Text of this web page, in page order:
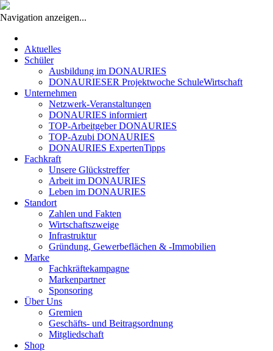
Navigation anzeigen...
überspringen
Aktuelles
Schüler
Ausbildung im DONAURIES
DONAURIESER Projektwoche SchuleWirtschaft
Unternehmen
Netzwerk-Veranstaltungen
DONAURIES informiert
TOP-Arbeitgeber DONAURIES
TOP-Azubi DONAURIES
DONAURIES ExpertenTipps
Fachkraft
Unsere Glückstreffer
Arbeit im DONAURIES
Leben im DONAURIES
Standort
Zahlen und Fakten
Wirtschaftszweige
Infrastruktur
Gründung, Gewerbeflächen & -Immobilien
Marke
Fachkräftekampagne
Markenpartner
Sponsoring
Über Uns
Gremien
Geschäfts- und Beitragsordnung
Mitgliedschaft
Shop